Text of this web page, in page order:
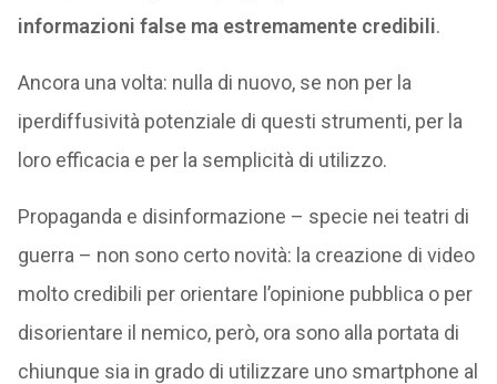
informazioni false ma estremamente credibili.
Ancora una volta: nulla di nuovo, se non per la
iperdiffusività potenziale di questi strumenti, per la
loro efficacia e per la semplicità di utilizzo.
Propaganda e disinformazione – specie nei teatri di
guerra – non sono certo novità: la creazione di video
molto credibili per orientare l’opinione pubblica o per
disorientare il nemico, però, ora sono alla portata di
chiunque sia in grado di utilizzare uno smartphone al